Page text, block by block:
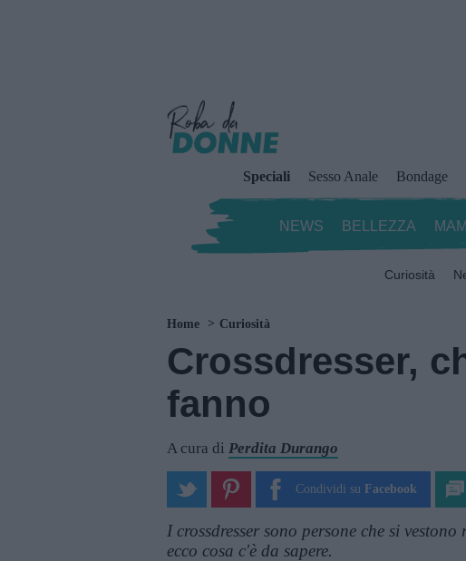
Speciali Sesso Anale Bondage
NEWS BELLEZZA
Curiosità
Home Curiosità
Crossdresser,
fanno
A cura di Perdita Durango
Condividi su Facebook
I crossdresser sono persone che si
ecco cosa c'è da sapere.